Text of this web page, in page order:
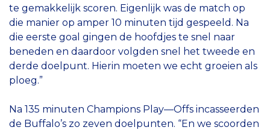
te gemakkelijk scoren. Eigenlijk was de match op
die manier op amper 10 minuten tijd gespeeld. Na
die eerste goal gingen de hoofdjes te snel naar
beneden en daardoor volgden snel het tweede en
derde doelpunt. Hierin moeten we echt groeien als
ploeg.”
Na 135 minuten Champions Play—Offs incasseerden
de Buffalo’s zo zeven doelpunten. “En we scoorden